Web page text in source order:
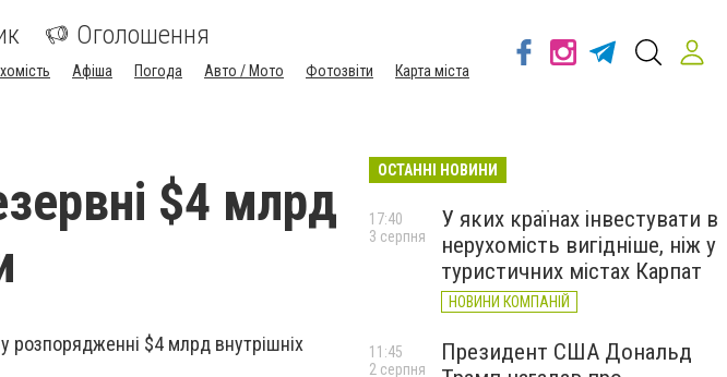
Оголошення
Афіша Погода Авто / Мото Фотозвіти Карта міста
$4 млрд
розпорядженні $4 млрд внутрішніх
ОСТАННІ НОВИНИ
У яких країнах інвестувати в
нерухомість вигідніше, ніж у
туристичних містах Карпат
НОВИНИ КОМПАНІЙ
17:40
3 серпня
Президент США Дональд
11:45
2 серпня